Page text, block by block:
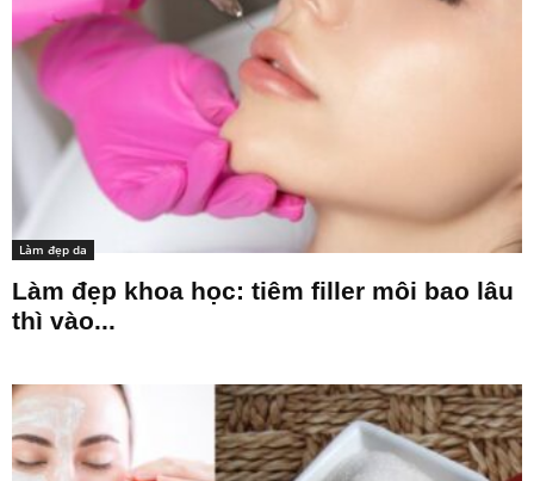
Làm đẹp da
Làm đẹp khoa học: tiêm filler môi bao lâu
thì vào...